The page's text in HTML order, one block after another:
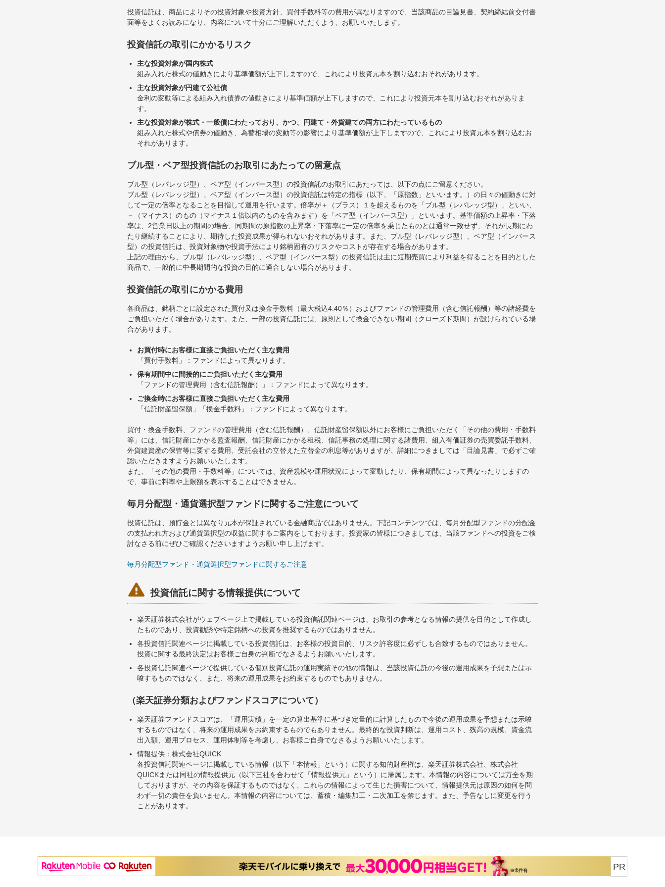
投資信託は、商品によりその投資対象や投資方針、買付手数料等の費用が異なりますので、当該商品の目論見書、契約締結前交付書
面等をよくお読みになり、内容について十分にご理解いただくよう、お願いいたします。
投資信託の取引にかかるリスク
主な投資対象が国内株式
組み入れた株式の値動きにより基準価額が上下しますので、これにより投資元本を割り込むおそれがあります。
主な投資対象が円建て公社債
金利の変動等による組み入れ債券の値動きにより基準価額が上下しますので、これにより投資元本を割り込むおそれがありま
す。
主な投資対象が株式・一般債にわたっており、かつ、円建て・外貨建ての両方にわたっているもの
組み入れた株式や債券の値動き、為替相場の変動等の影響により基準価額が上下しますので、これにより投資元本を割り込むお
それがあります。
ブル型・ベア型投資信託のお取引にあたっての留意点
ブル型（レバレッジ型）、ベア型（インバース型）の投資信託のお取引にあたっては、以下の点にご留意ください。
ブル型（レバレッジ型）、ベア型（インバース型）の投資信託は特定の指標（以下、「原指数」といいます。）の日々の値動きに対
して一定の倍率となることを目指して運用を行います。倍率が＋（プラス）１を超えるものを「ブル型（レバレッジ型）」といい、
－（マイナス）のもの（マイナス１倍以内のものを含みます）を「ベア型（インバース型）」といいます。基準価額の上昇率・下落
率は、2営業日以上の期間の場合、同期間の原指数の上昇率・下落率に一定の倍率を乗じたものとは通常一致せず、それが長期にわ
たり継続することにより、期待した投資成果が得られないおそれがあります。また、ブル型（レバレッジ型）、ベア型（インバース
型）の投資信託は、投資対象物や投資手法により銘柄固有のリスクやコストが存在する場合があります。
上記の理由から、ブル型（レバレッジ型）、ベア型（インバース型）の投資信託は主に短期売買により利益を得ることを目的とした
商品で、一般的に中長期間的な投資の目的に適合しない場合があります。
投資信託の取引にかかる費用
各商品は、銘柄ごとに設定された買付又は換金手数料（最大税込4.40％）およびファンドの管理費用（含む信託報酬）等の諸経費を
ご負担いただく場合があります。また、一部の投資信託には、原則として換金できない期間（クローズド期間）が設けられている場
合があります。
お買付時にお客様に直接ご負担いただく主な費用
「買付手数料」：ファンドによって異なります。
保有期間中に間接的にご負担いただく主な費用
「ファンドの管理費用（含む信託報酬）」：ファンドによって異なります。
ご換金時にお客様に直接ご負担いただく主な費用
「信託財産留保額」「換金手数料」：ファンドによって異なります。
買付・換金手数料、ファンドの管理費用（含む信託報酬）、信託財産留保額以外にお客様にご負担いただく「その他の費用・手数料
等」には、信託財産にかかる監査報酬、信託財産にかかる租税、信託事務の処理に関する諸費用、組入有価証券の売買委託手数料、
外貨建資産の保管等に要する費用、受託会社の立替えた立替金の利息等がありますが、詳細につきましては「目論見書」で必ずご確
認いただきますようお願いいたします。
また、「その他の費用・手数料等」については、資産規模や運用状況によって変動したり、保有期間によって異なったりしますの
で、事前に料率や上限額を表示することはできません。
毎月分配型・通貨選択型ファンドに関するご注意について
投資信託は、預貯金とは異なり元本が保証されている金融商品ではありません。下記コンテンツでは、毎月分配型ファンドの分配金
の支払われ方および通貨選択型の収益に関するご案内をしております。投資家の皆様につきましては、当該ファンドへの投資をご検
討なさる前にぜひご確認くださいますようお願い申し上げます。
毎月分配型ファンド・通貨選択型ファンドに関するご注意
 投資信託に関する情報提供について
楽天証券株式会社がウェブページ上で掲載している投資信託関連ページは、お取引の参考となる情報の提供を目的として作成し
たものであり、投資勧誘や特定銘柄への投資を推奨するものではありません。
各投資信託関連ページに掲載している投資信託は、お客様の投資目的、リスク許容度に必ずしも合致するものではありません。
投資に関する最終決定はお客様ご自身の判断でなさるようお願いいたします。
各投資信託関連ページで提供している個別投資信託の運用実績その他の情報は、当該投資信託の今後の運用成果を予想または示
唆するものではなく、また、将来の運用成果をお約束するものでもありません。
（楽天証券分類およびファンドスコアについて）
楽天証券ファンドスコアは、「運用実績」を一定の算出基準に基づき定量的に計算したもので今後の運用成果を予想または示唆
するものではなく、将来の運用成果をお約束するものでもありません。最終的な投資判断は、運用コスト、残高の規模、資金流
出入額、運用プロセス、運用体制等を考慮し、お客様ご自身でなさるようお願いいたします。
情報提供：株式会社QUICK
各投資信託関連ページに掲載している情報（以下「本情報」という）に関する知的財産権は、楽天証券株式会社、株式会社
QUICKまたは同社の情報提供元（以下三社を合わせて「情報提供元」という）に帰属します。本情報の内容については万全を期
しておりますが、その内容を保証するものではなく、これらの情報によって生じた損害について、情報提供元は原因の如何を問
わず一切の責任を負いません。本情報の内容については、蓄積・編集加工・二次加工を禁じます。また、予告なしに変更を行う
ことがあります。
PR